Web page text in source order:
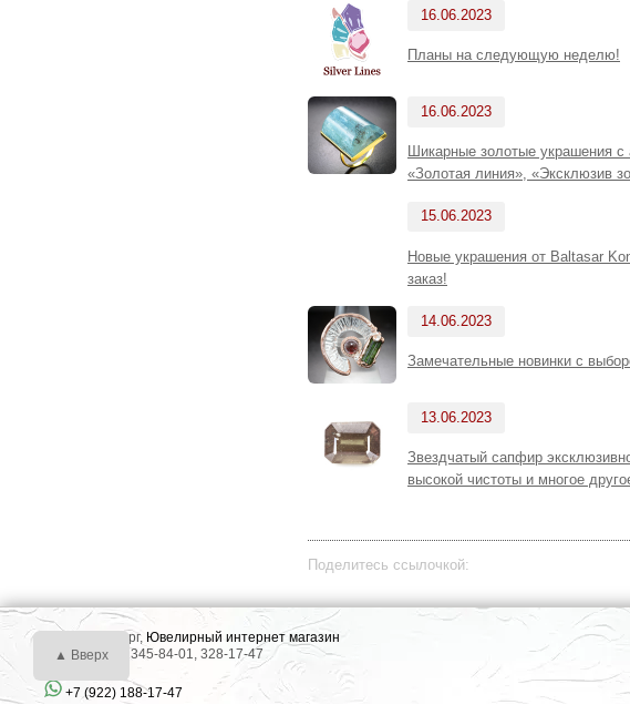
16.06.2023
Планы на следующую неделю!
16.06.2023
Шикарные золотые украшения с
«Золотая линия», «Эксклюзив
15.06.2023
Новые украшения от Baltasar
заказ!
14.06.2023
Замечательные новинки с
13.06.2023
Звездчатый сапфир
высокой чистоты и многое
Поделитесь ссылочкой:
г. Екатеринбург, Ювелирный интернет магазин
Тел.: +7 (343) 345-84-01, 328-17-47
+7 (922) 188-17-47
▲ Вверх